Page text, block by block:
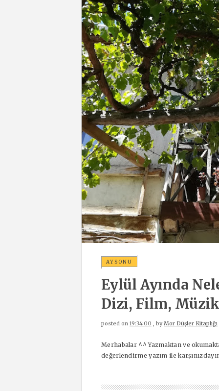
AYSONU
Eylül Ayında
Dizi, Film,
posted on 19:34:00 , byMor Düşler Kitaplığı
Merhabalar ^^ Yazmaktan ve
değerlendirme yazım ile